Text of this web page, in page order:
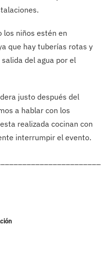
los niños estén en
que hay tuberías rotas y
del agua por el
justo después del
a hablar con los
realizada cocinan con
interrumpir el evento.